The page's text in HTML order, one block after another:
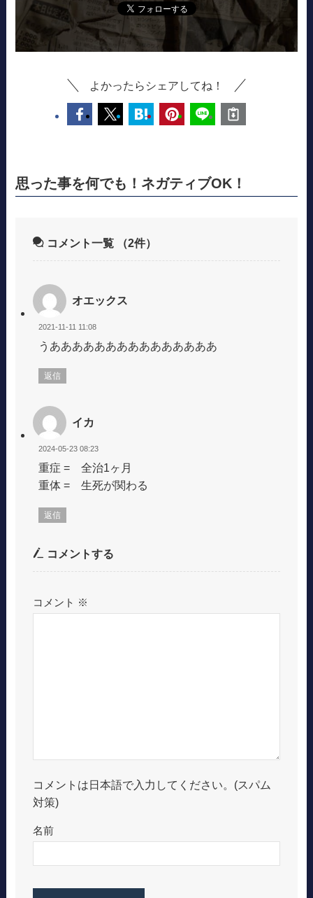
よかったらシェアしてね！
思った事を何でも！ネガティブOK！
コメント一覧 （2件）
オエックス
2021-11-11 11:08
うあああああああああああああああ
返信
イカ
2024-05-23 08:23
重症 = 全治1ヶ月
重体 = 生死が関わる
返信
コメントする
コメント ※
コメントは日本語で入力してください。(スパム
対策)
名前